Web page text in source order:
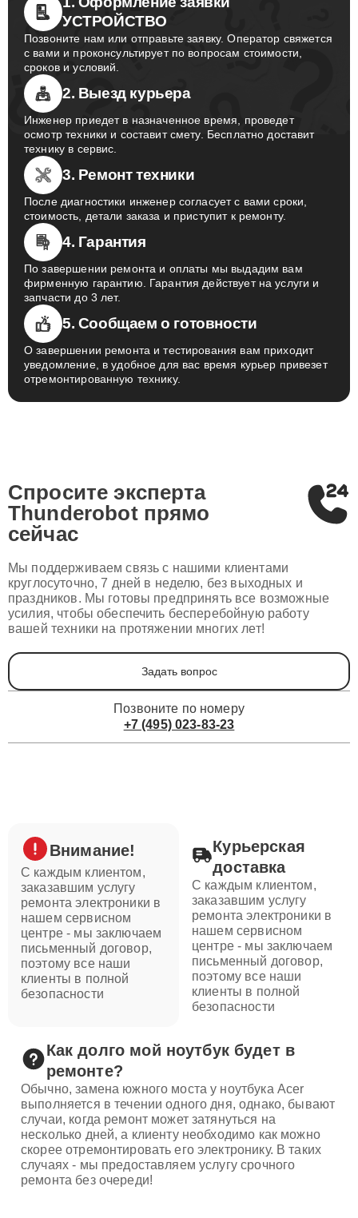
УСТРОЙСТВО
Позвоните нам или отправьте заявку. Оператор свяжется
с вами и проконсультирует по вопросам стоимости,
сроков и условий.
2. Выезд курьера
Инженер приедет в назначенное время, проведет
осмотр техники и составит смету. Бесплатно доставит
технику в сервис.
3. Ремонт техники
После диагностики инженер согласует с вами сроки,
стоимость, детали заказа и приступит к ремонту.
4. Гарантия
По завершении ремонта и оплаты мы выдадим вам
фирменную гарантию. Гарантия действует на услуги и
запчасти до 3 лет.
5. Сообщаем о готовности
О завершении ремонта и тестирования вам приходит
уведомление, в удобное для вас время курьер привезет
отремонтированную технику.
Спросите эксперта
Thunderobot прямо
сейчас
Мы поддерживаем связь с нашими клиентами
круглосуточно, 7 дней в неделю, без выходных и
праздников. Мы готовы предпринять все возможные
усилия, чтобы обеспечить бесперебойную работу
вашей техники на протяжении многих лет!
Задать вопрос
Позвоните по номеру
+7 (495) 023-83-23
Внимание!
С каждым клиентом,
заказавшим услугу
ремонта электроники в
нашем сервисном
центре - мы заключаем
письменный договор,
поэтому все наши
клиенты в полной
безопасности
Курьерская
доставка
С каждым клиентом,
заказавшим услугу
ремонта электроники в
нашем сервисном
центре - мы заключаем
письменный договор,
поэтому все наши
клиенты в полной
безопасности
Как долго мой ноутбук будет в
ремонте?
Обычно, замена южного моста у ноутбука Acer
выполняется в течении одного дня, однако, бывают
случаи, когда ремонт может затянуться на
несколько дней, а клиенту необходимо как можно
скорее отремонтировать его электронику. В таких
случаях - мы предоставляем услугу срочного
ремонта без очереди!